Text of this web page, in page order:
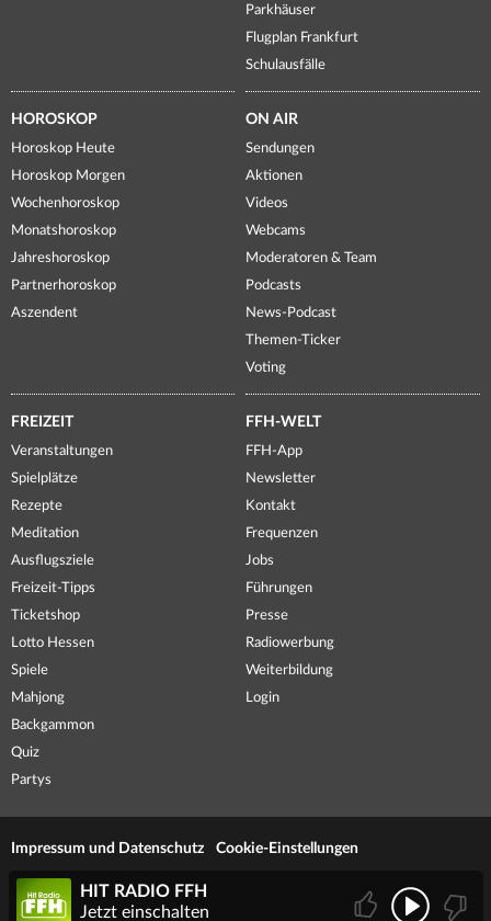
Parkhäuser
Flugplan Frankfurt
Schulausfälle
HOROSKOP
Horoskop Heute
Horoskop Morgen
Wochenhoroskop
Monatshoroskop
Jahreshoroskop
Partnerhoroskop
Aszendent
ON AIR
Sendungen
Aktionen
Videos
Webcams
Moderatoren & Team
Podcasts
News-Podcast
Themen-Ticker
Voting
FREIZEIT
Veranstaltungen
Spielplätze
Rezepte
Meditation
Ausflugsziele
Freizeit-Tipps
Ticketshop
Lotto Hessen
Spiele
Mahjong
Backgammon
Quiz
Partys
FFH-WELT
FFH-App
Newsletter
Kontakt
Frequenzen
Jobs
Führungen
Presse
Radiowerbung
Weiterbildung
Login
Impressum und Datenschutz Cookie-Einstellungen
HIT RADIO FFH
Jetzt einschalten